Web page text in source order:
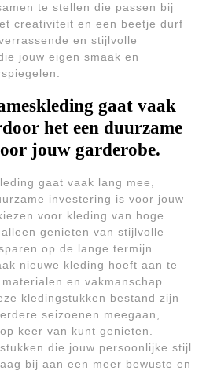
te stellen die passen bij
creativiteit en een beetje durf
en stijlvolle
jouw eigen smaak en
gaat vaak
het een duurzame
jouw garderobe.
gaat vaak lang mee,
investering is voor jouw
voor kleding van hoge
genieten van stijlvolle
op de lange termijn
nieuwe kleding hoeft aan te
en vakmanschap
kledingstukken bestand zijn
seizoenen meegaan,
keer van kunt genieten.
die jouw persoonlijke stijl
bij aan een meer bewuste en